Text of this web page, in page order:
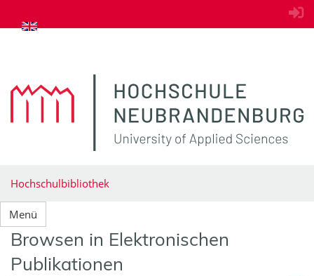
zum Inhalt springen
Hochschulbibliothek
Menü
Browsen in Elektronischen
Publikationen